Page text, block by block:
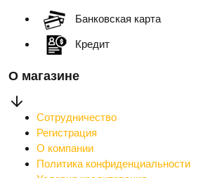
Банковская карта
Кредит
О магазине
Сотрудничество
Регистрация
О компании
Политика конфиденциальности